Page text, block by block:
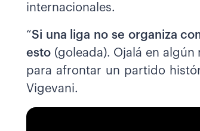
internacionales.
“Si una liga no se organiza
esto (goleada). Ojalá en
para afrontar un partido
Vigevani.